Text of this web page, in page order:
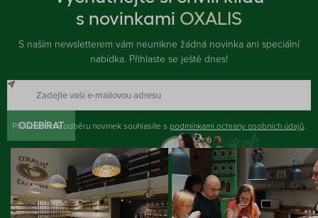
s novinkami OXALIS
S naším newsletterem vám neunikne žádná novinka ani speciální
nabídka. Přihlaste se ještě dnes!
ODEBÍRAT
Přihlášením k odběru novinek souhlasíte s podmínkami ochrany osobních údajů.